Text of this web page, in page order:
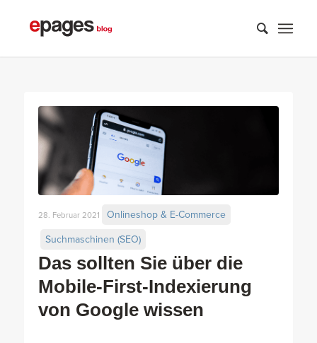
Das sollten Sie über die
Mobile-First-Indexierung
von Google wissen
28. Februar 2021 Onlineshop & E-Commerce
Suchmaschinen (SEO)